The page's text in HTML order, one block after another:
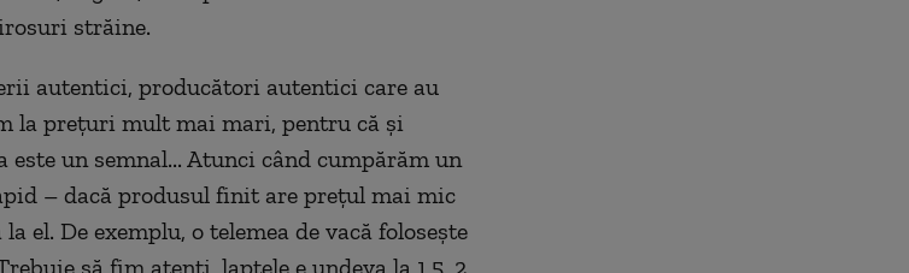
străine.
autentici, producători autentici care au
la prețuri mult mai mari, pentru că și
un semnal... Atunci când cumpărăm un
– dacă produsul finit are prețul mai mic
el. De exemplu, o telemea de vacă folosește
să fim atenți, laptele e undeva la 1,5, 2